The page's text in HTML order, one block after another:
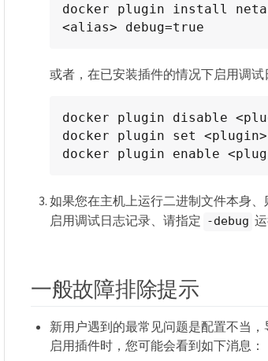
docker plugin install
<alias> debug=true
或者，在已安装插件的情况下启用调试
docker plugin disable
docker plugin set <plugin>
docker plugin enable
如果您在主机上运行二进制文件本身
启用调试日志记录、请指定 -debug
一般故障排除提示
新用户遇到的最常见问题是配置不当
启用插件时，您可能会看到如下消息：